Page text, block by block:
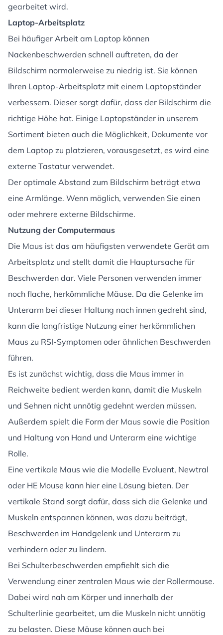
gearbeitet wird.
Laptop-Arbeitsplatz
Bei häufiger Arbeit am Laptop können
Nackenbeschwerden schnell auftreten, da der
Bildschirm normalerweise zu niedrig ist. Sie können
Ihren Laptop-Arbeitsplatz mit einem Laptopständer
verbessern. Dieser sorgt dafür, dass der Bildschirm die
richtige Höhe hat. Einige Laptopständer in unserem
Sortiment bieten auch die Möglichkeit, Dokumente vor
dem Laptop zu platzieren, vorausgesetzt, es wird eine
externe Tastatur verwendet.
Der optimale Abstand zum Bildschirm beträgt etwa
eine Armlänge. Wenn möglich, verwenden Sie einen
oder mehrere externe Bildschirme.
Nutzung der Computermaus
Die Maus ist das am häufigsten verwendete Gerät am
Arbeitsplatz und stellt damit die Hauptursache für
Beschwerden dar. Viele Personen verwenden immer
noch flache, herkömmliche Mäuse. Da die Gelenke im
Unterarm bei dieser Haltung nach innen gedreht sind,
kann die langfristige Nutzung einer herkömmlichen
Maus zu RSI-Symptomen oder ähnlichen Beschwerden
führen.
Es ist zunächst wichtig, dass die Maus immer in
Reichweite bedient werden kann, damit die Muskeln
und Sehnen nicht unnötig gedehnt werden müssen.
Außerdem spielt die Form der Maus sowie die Position
und Haltung von Hand und Unterarm eine wichtige
Rolle.
Eine vertikale Maus wie die Modelle Evoluent, Newtral
oder HE Mouse kann hier eine Lösung bieten. Der
vertikale Stand sorgt dafür, dass sich die Gelenke und
Muskeln entspannen können, was dazu beiträgt,
Beschwerden im Handgelenk und Unterarm zu
verhindern oder zu lindern.
Bei Schulterbeschwerden empfiehlt sich die
Verwendung einer zentralen Maus wie der Rollermouse.
Dabei wird nah am Körper und innerhalb der
Schulterlinie gearbeitet, um die Muskeln nicht unnötig
zu belasten. Diese Mäuse können auch bei